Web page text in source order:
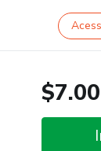
$7.00